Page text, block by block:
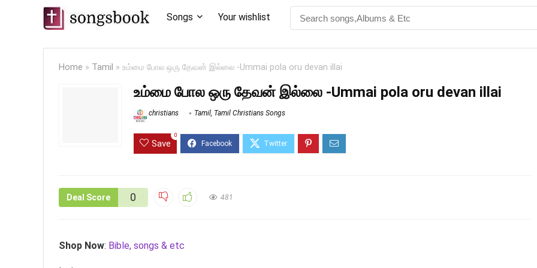
Songs Your wishlist
Home » Tamil » உம்மை போல ஒரு தேவன் இல்லை -Ummai pola oru devan illai
உம்மை போல ஒரு தேவன் இல்லை -Ummai pola oru devan illai
christians Tamil, Tamil Christians Songs
Save
0
Deal Score 0 481
Shop Now: Bible, songs & etc